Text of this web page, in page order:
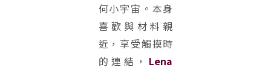
何小宇宙。本身
喜歡與材料親
近，享受觸摸時
的連結， Lena